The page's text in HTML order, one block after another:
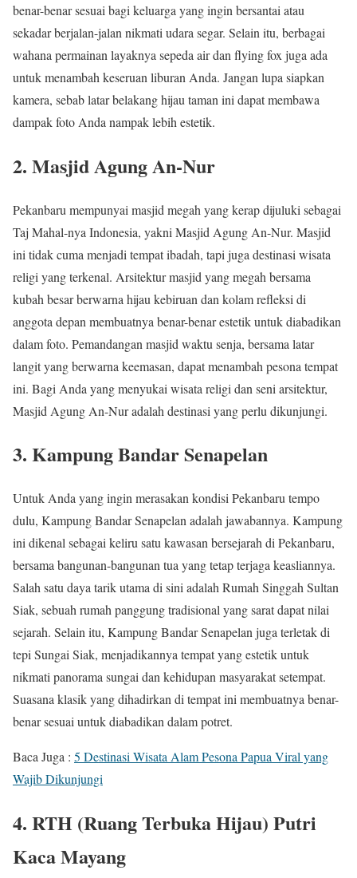
benar-benar sesuai bagi keluarga yang ingin bersantai atau
sekadar berjalan-jalan nikmati udara segar. Selain itu, berbagai
wahana permainan layaknya sepeda air dan flying fox juga ada
untuk menambah keseruan liburan Anda. Jangan lupa siapkan
kamera, sebab latar belakang hijau taman ini dapat membawa
dampak foto Anda nampak lebih estetik.
2. Masjid Agung An-Nur
Pekanbaru mempunyai masjid megah yang kerap dijuluki sebagai
Taj Mahal-nya Indonesia, yakni Masjid Agung An-Nur. Masjid
ini tidak cuma menjadi tempat ibadah, tapi juga destinasi wisata
religi yang terkenal. Arsitektur masjid yang megah bersama
kubah besar berwarna hijau kebiruan dan kolam refleksi di
anggota depan membuatnya benar-benar estetik untuk diabadikan
dalam foto. Pemandangan masjid waktu senja, bersama latar
langit yang berwarna keemasan, dapat menambah pesona tempat
ini. Bagi Anda yang menyukai wisata religi dan seni arsitektur,
Masjid Agung An-Nur adalah destinasi yang perlu dikunjungi.
3. Kampung Bandar Senapelan
Untuk Anda yang ingin merasakan kondisi Pekanbaru tempo
dulu, Kampung Bandar Senapelan adalah jawabannya. Kampung
ini dikenal sebagai keliru satu kawasan bersejarah di Pekanbaru,
bersama bangunan-bangunan tua yang tetap terjaga keasliannya.
Salah satu daya tarik utama di sini adalah Rumah Singgah Sultan
Siak, sebuah rumah panggung tradisional yang sarat dapat nilai
sejarah. Selain itu, Kampung Bandar Senapelan juga terletak di
tepi Sungai Siak, menjadikannya tempat yang estetik untuk
nikmati panorama sungai dan kehidupan masyarakat setempat.
Suasana klasik yang dihadirkan di tempat ini membuatnya benar-
benar sesuai untuk diabadikan dalam potret.
Baca Juga : 5 Destinasi Wisata Alam Pesona Papua Viral yang
Wajib Dikunjungi
4. RTH (Ruang Terbuka Hijau) Putri
Kaca Mayang